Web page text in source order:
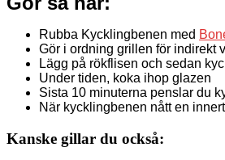
Rubba Kycklingbenen med
Gör i ordning grillen för indirekt
Lägg på rökflisen och sedan
Under tiden, koka ihop glazen
Sista 10 minuterna penslar du
När kycklingbenen nått en
Kanske gillar du också: